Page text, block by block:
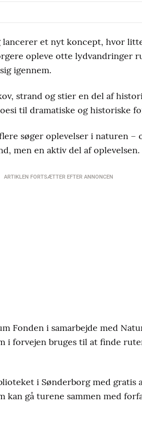
et nyt koncept, hvor
opleve otte lydvandringer
igennem.
strand og stier en del af
til dramatiske og historiske
søger oplevelser i naturen
men en aktiv del af oplevelsen.
ARTIKLEN FORTSÆTTER EFTER ANNONCEN
Fonden i samarbejde med
i forvejen bruges til at finde
i Sønderborg med gratis
gå turene sammen med